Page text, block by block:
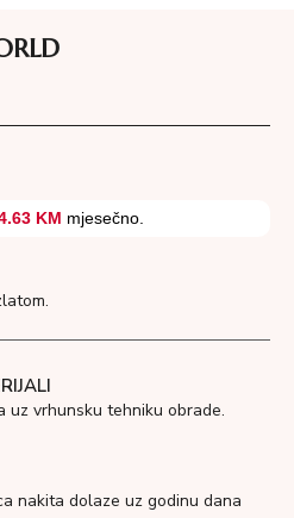
KM mjesečno.
uz vrhunsku tehniku obrade.
nakita dolaze uz godinu dana